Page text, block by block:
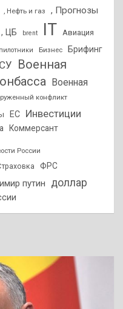
, Нефть и газ , Прогнозы
, ЦБ brent IT Авиация
Бизнес
Брифинг
Военная
Военная
конфликт
ЕС Инвестиции
Коммерсант
России
ФРС
путин доллар